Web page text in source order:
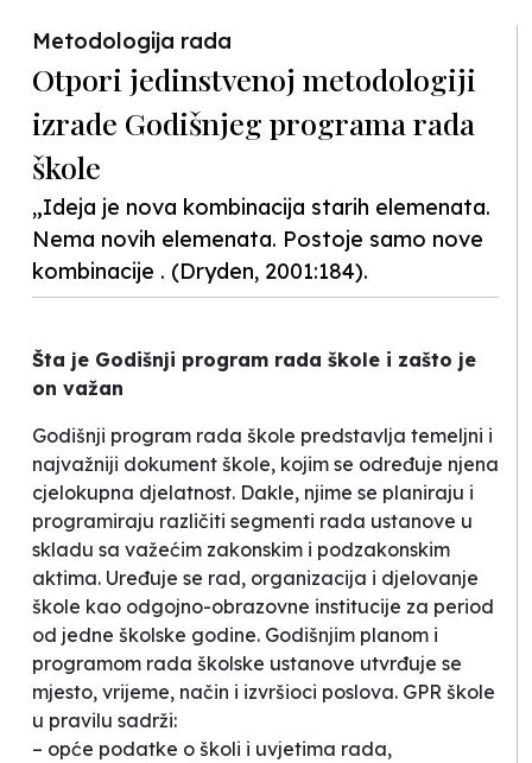
Metodologija rada
Otpori jedinstvenoj metodologiji
izrade Godišnjeg programa rada
škole
„Ideja je nova kombinacija starih elemenata.
Nema novih elemenata. Postoje samo nove
kombinacije . (Dryden, 2001:184).
Šta je Godišnji program rada škole i zašto je
on važan
Godišnji program rada škole predstavlja temeljni i
najvažniji dokument škole, kojim se određuje njena
cjelokupna djelatnost. Dakle, njime se planiraju i
programiraju različiti segmenti rada ustanove u
skladu sa važećim zakonskim i podzakonskim
aktima. Uređuje se rad, organizacija i djelovanje
škole kao odgojno-obrazovne institucije za period
od jedne školske godine. Godišnjim planom i
programom rada školske ustanove utvrđuje se
mjesto, vrijeme, način i izvršioci poslova. GPR škole
u pravilu sadrži:
– opće podatke o školi i uvjetima rada,